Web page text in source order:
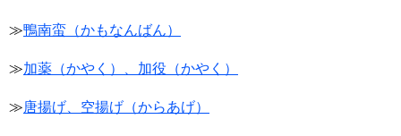
≫鴨南蛮（かもなんばん）
≫加薬（かやく）、加役（かやく）
≫唐揚げ、空揚げ（からあげ）